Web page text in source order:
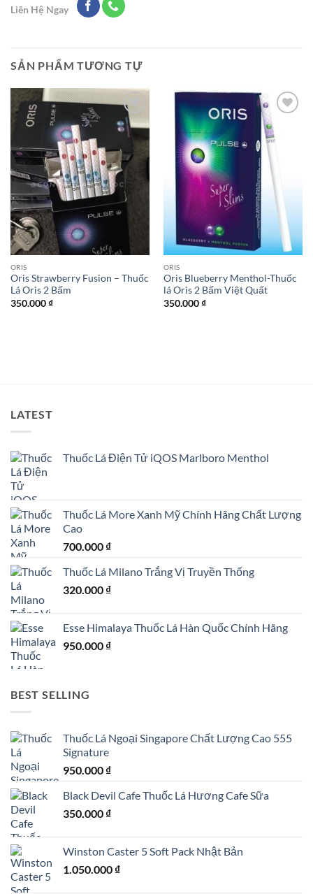
Liên Hệ Ngay
SẢN PHẨM TƯƠNG TỰ
Add to
wishlist
ORIS
Oris Strawberry Fusion – Thuốc
Lá Oris 2 Bấm
350.000₫
Add to
wishlist
ORIS
Oris Blueberry Menthol-Thuốc
lá Oris 2 Bấm Việt Quất
350.000₫
LATEST
Thuốc Lá Điện Tử iQOS Marlboro Menthol
Thuốc Lá More Xanh Mỹ Chính Hãng Chất Lượng
Cao
700.000 ₫
Thuốc Lá Milano Trắng Vị Truyền Thống
320.000 ₫
Esse Himalaya Thuốc Lá Hàn Quốc Chính Hãng
950.000 ₫
BEST SELLING
Thuốc Lá Ngoại Singapore Chất Lượng Cao 555
Signature
950.000 ₫
Black Devil Cafe Thuốc Lá Hương Cafe Sữa
350.000 ₫
Winston Caster 5 Soft Pack Nhật Bản
1.050.000 ₫